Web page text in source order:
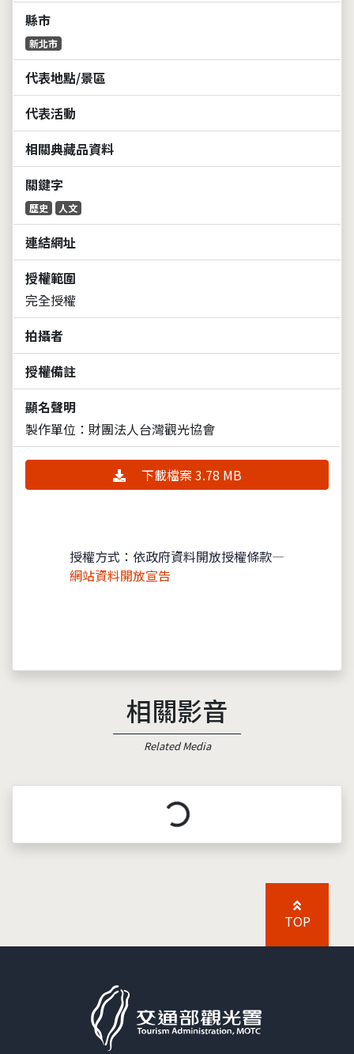
縣市
新北市
代表地點/景區
代表活動
相關典藏品資料
關鍵字
歷史 人文
連結網址
授權範圍
完全授權
拍攝者
授權備註
顯名聲明
製作單位：財團法人台灣觀光協會
下載檔案 3.78 MB
授權方式：依政府資料開放授權條款—
網站資料開放宣告
相關影音
Related Media
載入中...
TOP